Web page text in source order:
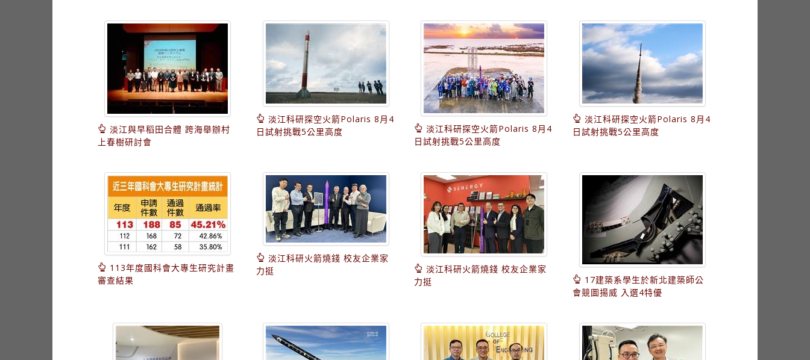
淡江與早稻田合體 跨海舉辦村
上春樹研討會
淡江科研探空火箭Polaris 8月4
日試射挑戰5公里高度
淡江科研探空火箭Polaris 8月4
日試射挑戰5公里高度
淡江科研探空火箭Polaris 8月4
日試射挑戰5公里高度
113年度國科會大專生研究計畫
審查結果
淡江科研火箭燒錢 校友企業家
力挺
淡江科研火箭燒錢 校友企業家
力挺
17建築系學生於新北建築師公
會競圖揚威 入選4特優